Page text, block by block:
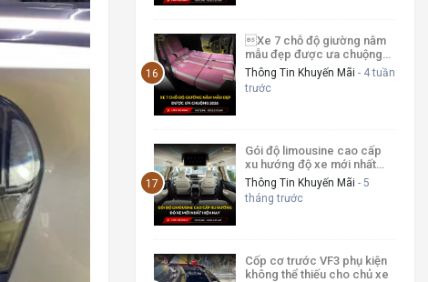
Xe 7 chỗ độ giường nằm
mẫu đẹp được ưa chuộng
2026
Thông Tin Khuyến Mãi - 4 tuần
trước
Gói độ limousine cao cấp
xu hướng độ xe mới nhất
hiện nay
Thông Tin Khuyến Mãi - 5
tháng trước
Cốp cơ trước VF3 phụ kiện
không thể thiếu cho chủ xe